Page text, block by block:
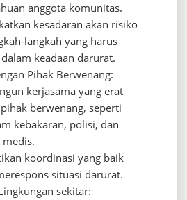
anggota komunitas.
kesadaran akan risiko
langkah yang harus
keadaan darurat.
Pihak Berwenang:
kerjasama yang erat
berwenang, seperti
kebakaran, polisi, dan
medis.
koordinasi yang baik
situasi darurat.
sekitar: